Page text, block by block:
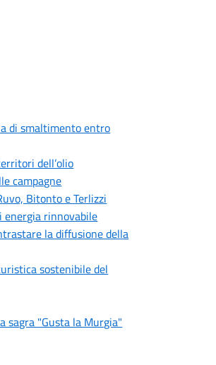
di smaltimento entro
dell’olio
campagne
Bitonto e Terlizzi
rinnovabile
la diffusione della
sostenibile del
sagra "Gusta la Murgia"